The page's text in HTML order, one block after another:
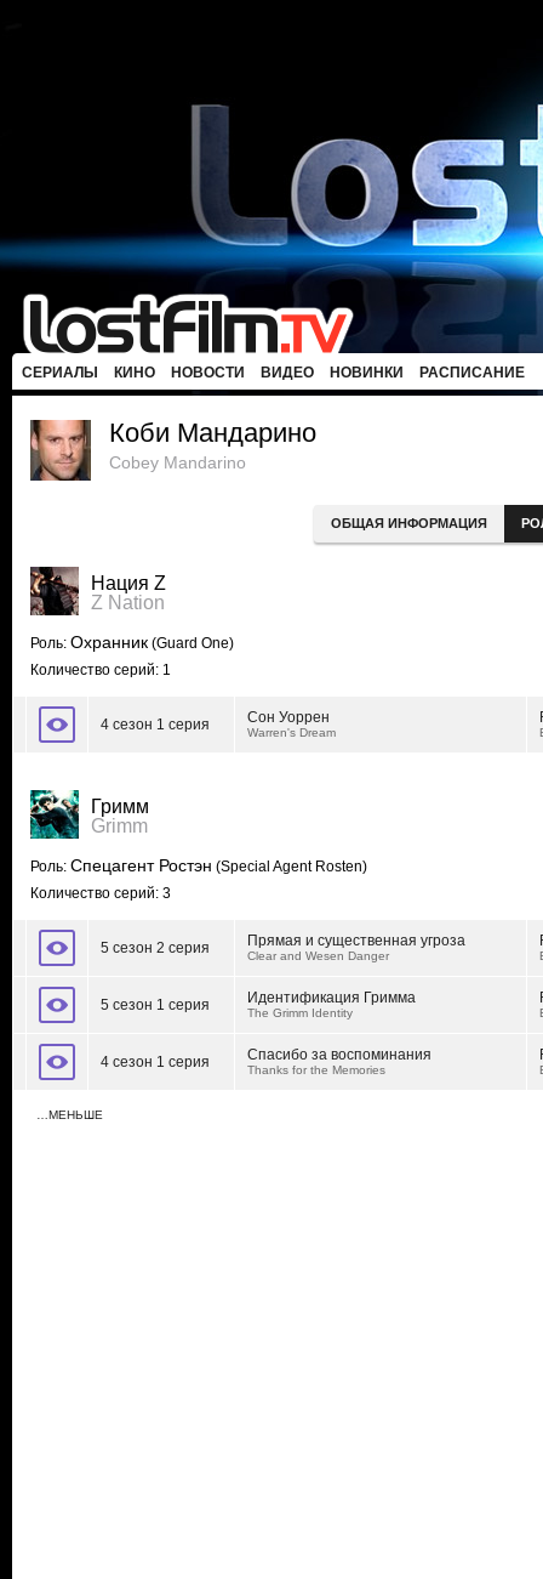
СЕРИАЛЫ КИНО НОВОСТИ ВИДЕО НОВИНКИ РАСПИСАНИЕ
Коби Мандарино
Cobey Mandarino
ОБЩАЯ ИНФОРМАЦИЯ
Нация Z
Z Nation
Роль: Охранник (Guard One)
Количество серий: 1
4 сезон 1 серия Сон Уоррен
Warren's Dream
Гримм
Grimm
Роль: Спецагент Ростэн (Special Agent Rosten)
Количество серий: 3
5 сезон 2 серия Прямая и существенная угроза
Clear and Wesen Danger
5 сезон 1 серия Идентификация Гримма
The Grimm Identity
4 сезон 1 серия Спасибо за воспоминания
Thanks for the Memories
…МЕНЬШЕ